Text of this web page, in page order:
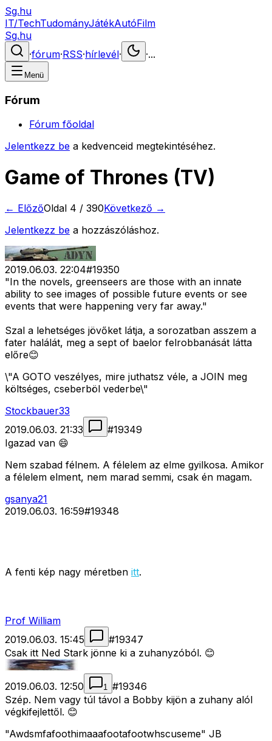
Sg.hu
IT/TechTudományJátékAutóFilm
Sg.hu
·fórum·RSS·hírlevél· ·...
Menü
Fórum
Fórum főoldal
Jelentkezz be a kedvenceid megtekintéséhez.
Game of Thrones (TV)
← ElőzőOldal 4 / 390Következő →
Jelentkezz be a hozzászóláshoz.
2019.06.03. 22:04#19350
"In the novels, greenseers are those with an innate
ability to see images of possible future events or see
events that were happening very far away."
Szal a lehetséges jövőket látja, a sorozatban asszem a
fater halálát, meg a sept of baelor felrobbanását látta
előre😊
\"A GOTO veszélyes, mire juthatsz véle, a JOIN meg
költséges, cseberböl vederbe\"
Stockbauer33
2019.06.03. 21:33
#19349
Igazad van 😄
Nem szabad félnem. A félelem az elme gyilkosa. Amikor
a félelem elment, nem marad semmi, csak én magam.
gsanya21
2019.06.03. 16:59#19348
A fenti kép nagy méretben itt.
Prof William
2019.06.03. 15:45
#19347
Csak itt Ned Stark jönne ki a zuhanyzóból. 😊
2019.06.03. 12:50 1 #19346
Szép. Nem vagy túl távol a Bobby kijön a zuhany alól
végkifejlettől. 😊
"Awdsmfafoothimaaafootafootwhscuseme" JB